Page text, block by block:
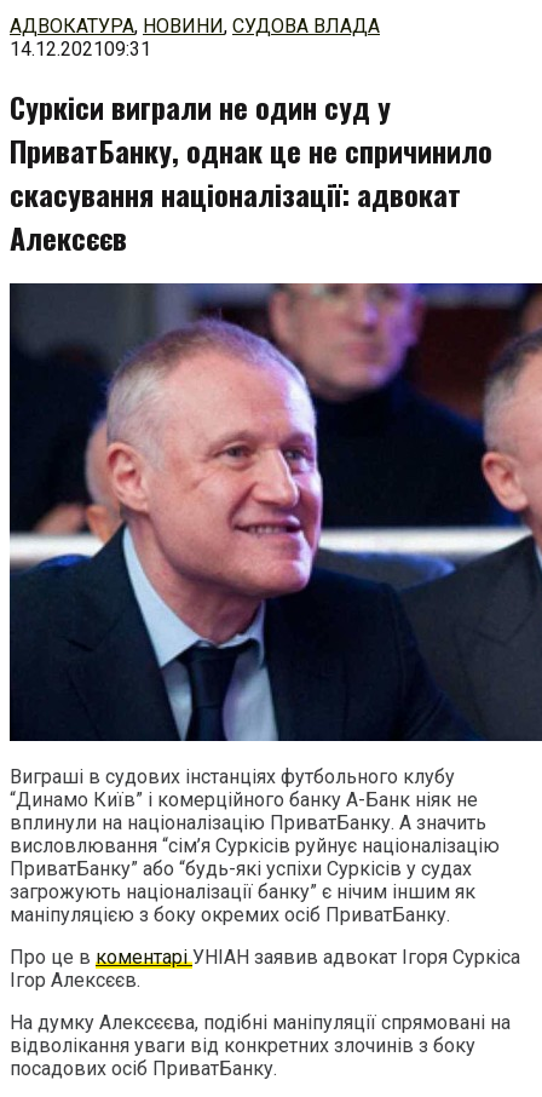
Перейти
до
АДВОКАТУРА, НОВИНИ, СУДОВА ВЛАДА
14.12.202109:31
Суркіси виграли не один суд у
ПриватБанку, однак це не спричинило
скасування націоналізації: адвокат
Алексєєв
Виграші в судових інстанціях футбольного клубу
“Динамо Київ” і комерційного банку А-Банк ніяк не
вплинули на націоналізацію ПриватБанку. А значить
висловлювання “сім’я Суркісів руйнує націоналізацію
ПриватБанку” або “будь-які успіхи Суркісів у судах
загрожують націоналізації банку” є нічим іншим як
маніпуляцією з боку окремих осіб ПриватБанку.
Про це в коментаріУНІАН заявив адвокат Ігоря Суркіса
Ігор Алексєєв.
На думку Алексєєва, подібні маніпуляції спрямовані на
відволікання уваги від конкретних злочинів з боку
посадових осіб ПриватБанку.